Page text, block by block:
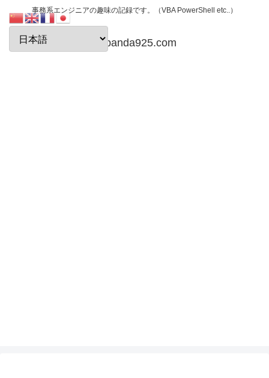
事務系エンジニアの趣味の記録です。（VBA PowerShell etc..）
papanda925.com